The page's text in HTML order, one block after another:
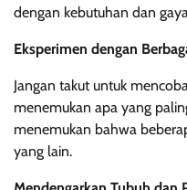
dengan kebutuhan dan
Eksperimen dengan
Jangan takut untuk
menemukan apa yang
menemukan bahwa
yang lain.